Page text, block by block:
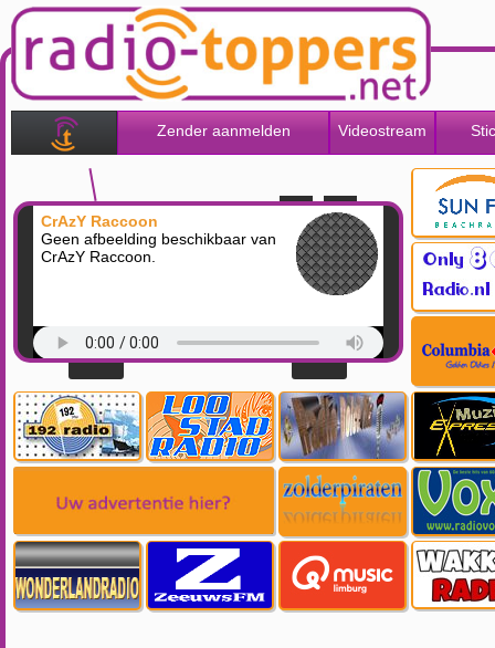
Zender aanmelden Videostream
CrAzY Raccoon
Geen afbeelding beschikbaar van
CrAzY Raccoon.